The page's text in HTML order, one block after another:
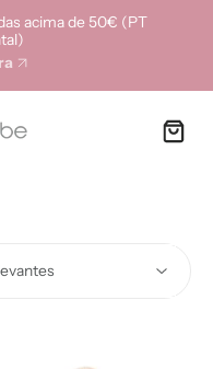
acima de 50€ (PT